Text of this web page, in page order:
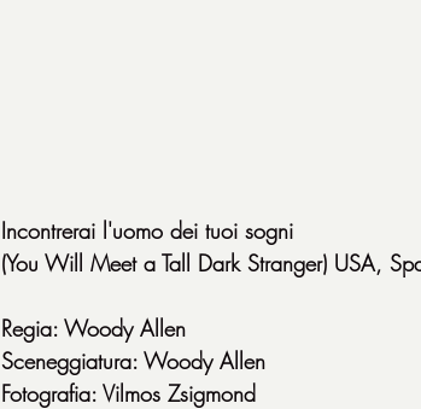
Incontrerai l'uomo dei tuoi sogni
(You Will Meet a Tall Dark Stranger) USA,
Regia: Woody Allen
Sceneggiatura: Woody Allen
Fotografia: Vilmos Zsigmond